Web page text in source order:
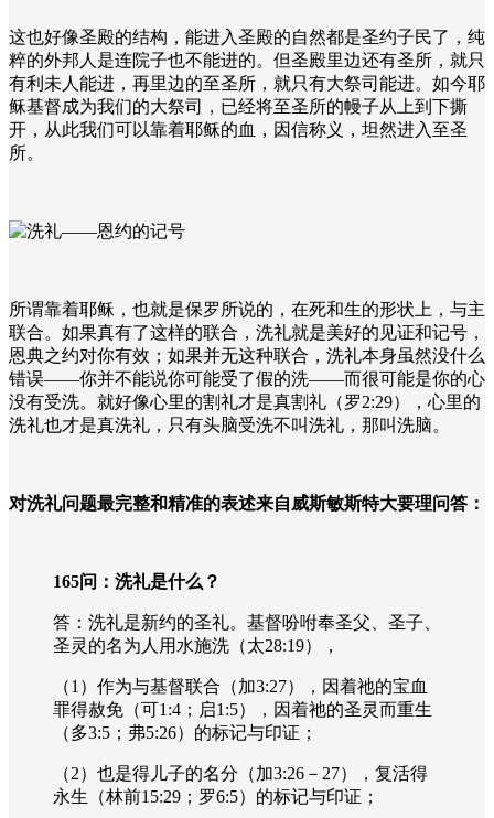
这也好像圣殿的结构，能进入圣殿的自然都是圣约子民了，纯
粹的外邦人是连院子也不能进的。但圣殿里边还有圣所，就只
有利未人能进，再里边的至圣所，就只有大祭司能进。如今耶
稣基督成为我们的大祭司，已经将至圣所的幔子从上到下撕
开，从此我们可以靠着耶稣的血，因信称义，坦然进入至圣
所。
所谓靠着耶稣，也就是保罗所说的，在死和生的形状上，与主
联合。如果真有了这样的联合，洗礼就是美好的见证和记号，
恩典之约对你有效；如果并无这种联合，洗礼本身虽然没什么
错误——你并不能说你可能受了假的洗——而很可能是你的心
没有受洗。就好像心里的割礼才是真割礼（罗2:29），心里的
洗礼也才是真洗礼，只有头脑受洗不叫洗礼，那叫洗脑。
对洗礼问题最完整和精准的表述来自威斯敏斯特大要理问答：
165问：洗礼是什么？
答：洗礼是新约的圣礼。基督吩咐奉圣父、圣子、
圣灵的名为人用水施洗（太28:19），
（1 ）作为与基督联合（加3:27），因着祂的宝血
罪得赦免（可1:4 ；启1:5），因着祂的圣灵而重生
（多3:5 ；弗5:26）的标记与印证；
（2）也是得儿子的名分（加3:26 － 27），复活得
永生（林前15:29 ；罗6:5）的标记与印证；